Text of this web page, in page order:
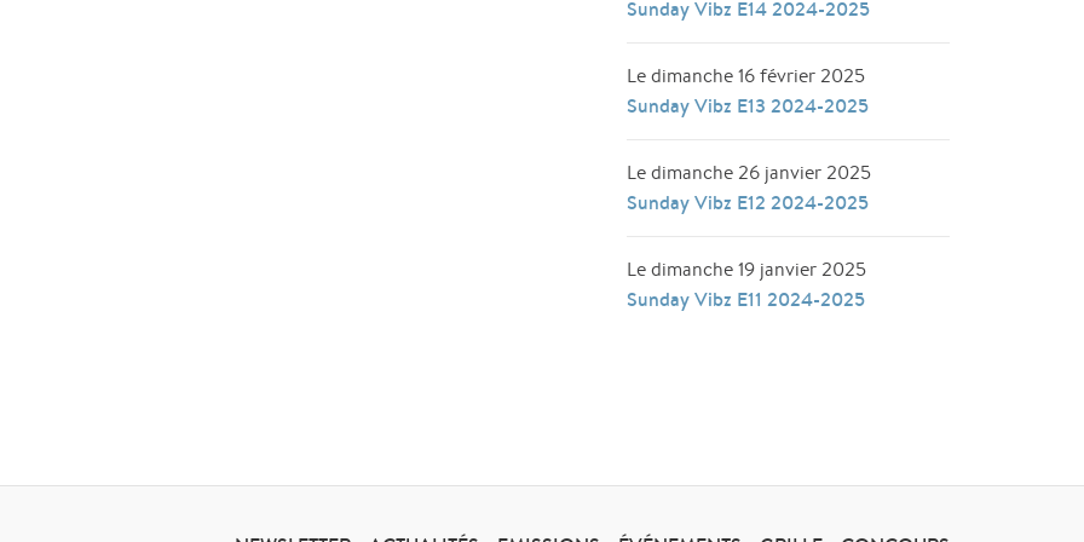
Sunday Vibz E14 2024-2025
Le dimanche 16 février 2025
Sunday Vibz E13 2024-2025
Le dimanche 26 janvier 2025
Sunday Vibz E12 2024-2025
Le dimanche 19 janvier 2025
Sunday Vibz E11 2024-2025